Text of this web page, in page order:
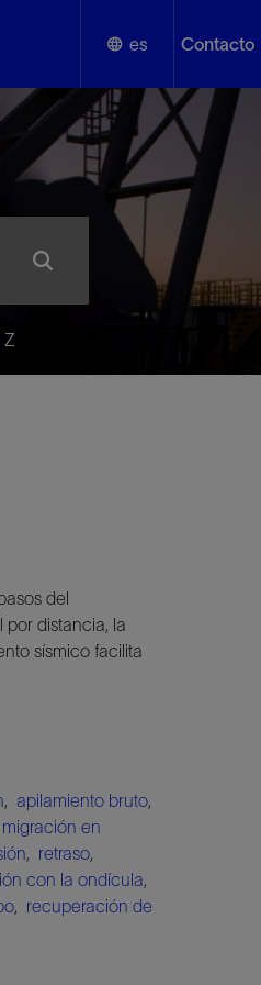
es
English
Español
Contacto
Z
del
distancia, la
sísmico facilita
, apilamiento bruto,
migración en
, retraso,
con la ondícula,
, recuperación de